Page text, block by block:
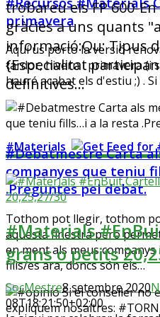
primavera
Aquí us porto la versió
tardor, hivern i primavera (i
hauré acabat els d'estiu ;) .
#Debatmestre Carta
companyes que teniu
.Preguntes pel debat.
Tothom pot llegir, tothom
aquesta finestra però
en ment als meus
fills/es ara, doncs són els…
trobareu els FP 600-
gràcies a uns quants
informació:Qu: Tipus
{Especialitat
definitives…
#Materials
#Materials
grans o petits
SocMestre8 setembre 2020
08T18:21:50+02:00